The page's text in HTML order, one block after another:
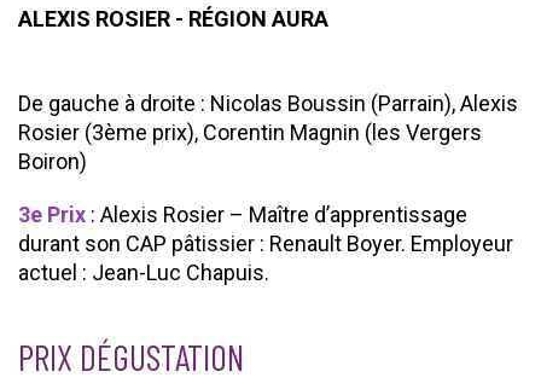
ALEXIS ROSIER - RÉGION AURA
De gauche à droite : Nicolas Boussin (Parrain), Alexis
Rosier (3ème prix), Corentin Magnin (les Vergers
Boiron)
3e Prix : Alexis Rosier – Maître d’apprentissage
durant son CAP pâtissier : Renault Boyer. Employeur
actuel : Jean-Luc Chapuis.
PRIX DÉGUSTATION